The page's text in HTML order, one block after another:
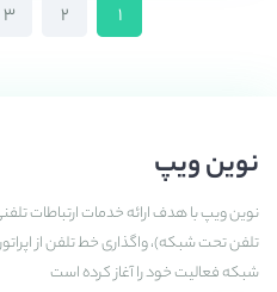
۱ ۲ ۳
نوین ویپ
نوین ویپ با هدف ارائه خدمات ارتباطات
تلفن تحت شبکه)، واگذاری خط تلفن از
شبکه فعالیت خود را آغاز کرده است